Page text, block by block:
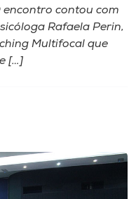
contou com
Rafaela Perin,
Multifocal que
[…]